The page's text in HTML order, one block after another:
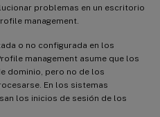
problemas en un escritorio
management.
o no configurada en los
management asume que los
dominio, pero no de los
En los sistemas
los inicios de sesión de los